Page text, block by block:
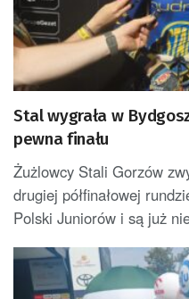
Stal wygrała w
pewna finału
Żużlowcy Stali Gorzów
drugiej półfinałowej
Polski Juniorów i są już